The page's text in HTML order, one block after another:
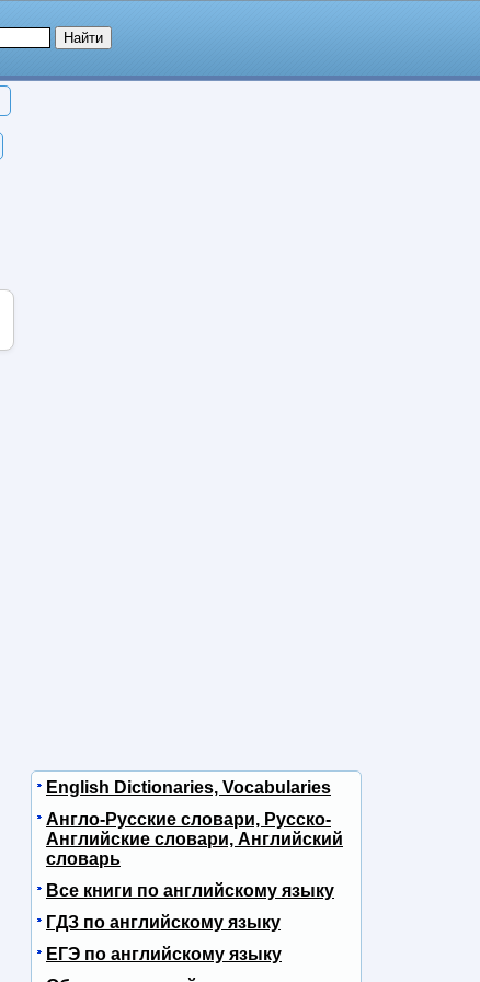
English Dictionaries, Vocabularies
Англо-Русские словари, Русско-
Английские словари, Английский
словарь
Все книги по английскому языку
ГДЗ по английскому языку
ЕГЭ по английскому языку